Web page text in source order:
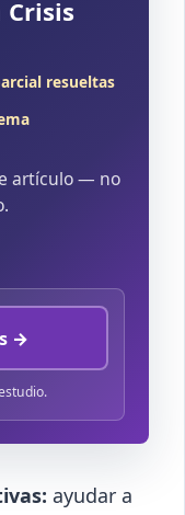
resueltas
artículo — no
→
ayudar a